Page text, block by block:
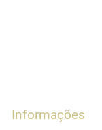
Informações